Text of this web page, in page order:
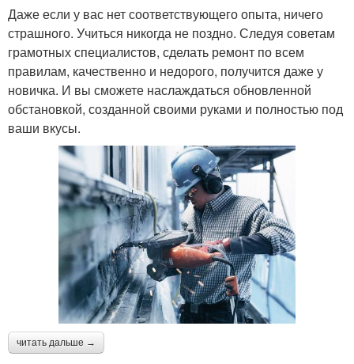
Даже если у вас нет соответствующего опыта, ничего
страшного. Учиться никогда не поздно. Следуя советам
грамотных специалистов, сделать ремонт по всем
правилам, качественно и недорого, получится даже у
новичка. И вы сможете наслаждаться обновленной
обстановкой, созданной своими руками и полностью под
ваши вкусы.
читать дальше →